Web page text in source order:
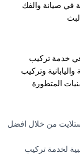
في صيانة والفك
في خدمة تركيب
وتركيب
المتطورة
من خلال افضل
لخدمة تركيب